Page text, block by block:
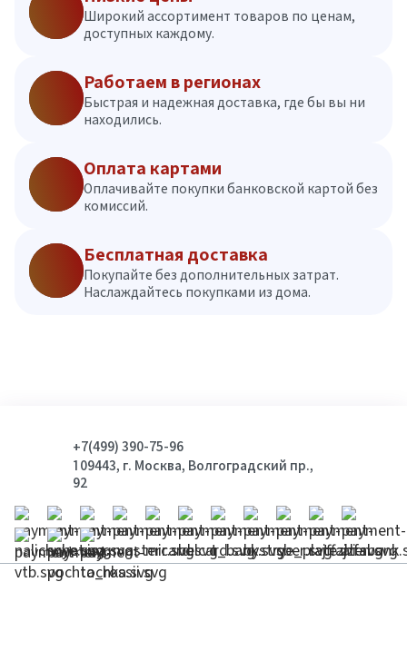
Широкий ассортимент товаров по ценам,
доступных каждому.
Работаем в регионах
Быстрая и надежная доставка, где бы вы ни
находились.
Оплата картами
Оплачивайте покупки банковской картой без
комиссий.
Бесплатная доставка
Покупайте без дополнительных затрат.
Наслаждайтесь покупками из дома.
+7(499) 390-75-96
109443, г. Москва, Волгоградский пр.,
92